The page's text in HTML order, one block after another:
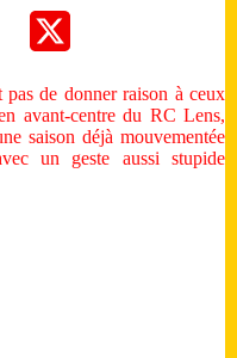
de donner raison à ceux
avant-centre du RC Lens,
saison déjà mouvementée
un geste aussi stupide